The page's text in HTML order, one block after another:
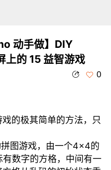
动手做】DIY
上的 15 益智游戏
0
的极其简单的方法，只
拼图游戏，由一个4×4的
数字的方格，中间有一